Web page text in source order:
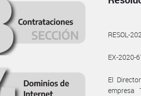
RESOL-
EX-2020-
El
empresa